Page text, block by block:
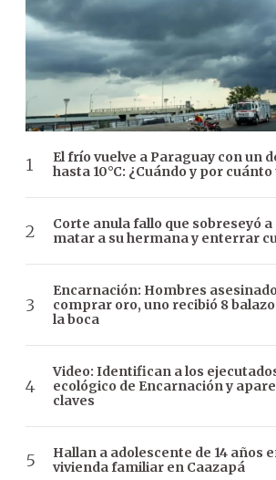
El frío vuelve a Paraguay con un
hasta 10°C: ¿Cuándo y por
Corte anula fallo que sobreseyó a
matar a su hermana y enterrar
Encarnación: Hombres
comprar oro, uno recibió 8
la boca
Video: Identifican a los
ecológico de Encarnación y
claves
Hallan a adolescente de 14 años
vivienda familiar en Caazapá